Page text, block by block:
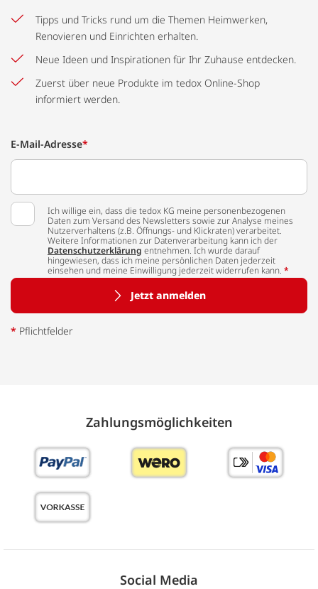
Tipps und Tricks rund um die Themen Heimwerken,
Renovieren und Einrichten erhalten.
Neue Ideen und Inspirationen für Ihr Zuhause entdecken.
Zuerst über neue Produkte im tedox Online-Shop
informiert werden.
E-Mail-Adresse*
Ich willige ein, dass die tedox KG meine personenbezogenen
Daten zum Versand des Newsletters sowie zur Analyse meines
Nutzerverhaltens (z.B. Öffnungs- und Klickraten) verarbeitet.
Weitere Informationen zur Datenverarbeitung kann ich der
Datenschutzerklärung entnehmen. Ich wurde darauf
hingewiesen, dass ich meine persönlichen Daten jederzeit
einsehen und meine Einwilligung jederzeit widerrufen kann. *
Jetzt anmelden
* Pflichtfelder
Zahlungs­möglich­keiten
Social Media